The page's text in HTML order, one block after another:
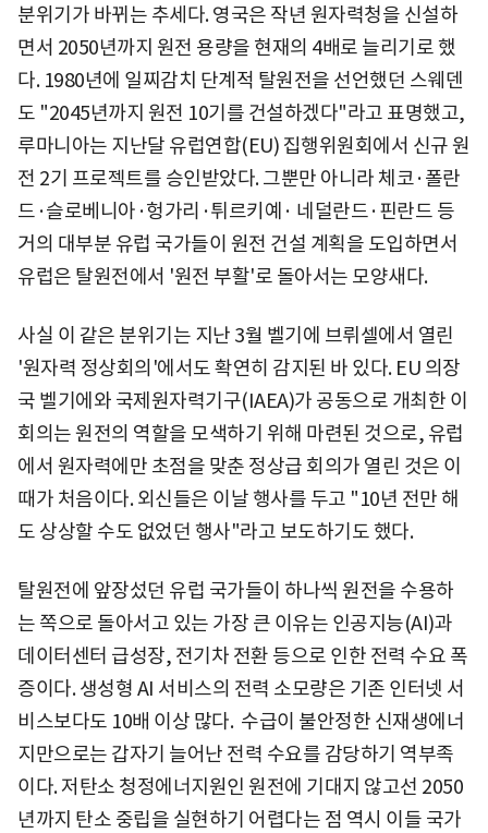
분위기가 바뀌는 추세다. 영국은 작년 원자력청을 신설하
면서 2050년까지 원전 용량을 현재의 4배로 늘리기로 했
다. 1980년에 일찌감치 단계적 탈원전을 선언했던 스웨덴
도 "2045년까지 원전 10기를 건설하겠다"라고 표명했고,
루마니아는 지난달 유럽연합(EU) 집행위원회에서 신규 원
전 2기 프로젝트를 승인받았다. 그뿐만 아니라 체코·폴란
드·슬로베니아·헝가리·튀르키예· 네덜란드·핀란드 등
거의 대부분 유럽 국가들이 원전 건설 계획을 도입하면서
유럽은 탈원전에서 '원전 부활'로 돌아서는 모양새다.
사실 이 같은 분위기는 지난 3월 벨기에 브뤼셀에서 열린
'원자력 정상회의'에서도 확연히 감지된 바 있다. EU 의장
국 벨기에와 국제원자력기구(IAEA)가 공동으로 개최한 이
회의는 원전의 역할을 모색하기 위해 마련된 것으로, 유럽
에서 원자력에만 초점을 맞춘 정상급 회의가 열린 것은 이
때가 처음이다. 외신들은 이날 행사를 두고 "10년 전만 해
도 상상할 수도 없었던 행사"라고 보도하기도 했다.
탈원전에 앞장섰던 유럽 국가들이 하나씩 원전을 수용하
는 쪽으로 돌아서고 있는 가장 큰 이유는 인공지능(AI)과
데이터센터 급성장, 전기차 전환 등으로 인한 전력 수요 폭
증이다. 생성형 AI 서비스의 전력 소모량은 기존 인터넷 서
비스보다도 10배 이상 많다. 수급이 불안정한 신재생에너
지만으로는 갑자기 늘어난 전력 수요를 감당하기 역부족
이다. 저탄소 청정에너지원인 원전에 기대지 않고선 2050
년까지 탄소 중립을 실현하기 어렵다는 점 역시 이들 국가